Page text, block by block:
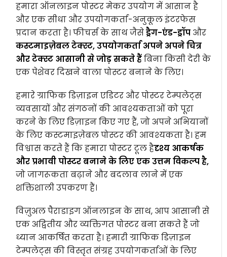
हमारा ऑनलाइन पोस्टर मेकर उपयोग में आसान है
और एक सीधा और उपयोगकर्ता-अनुकूल इंटरफेस
प्रदान करता है। फीचर्स के साथ जैसेड्रैग-एंड-ड्रॉप और
कस्टमाइज़ेबल टेक्स्ट, उपयोगकर्ता अपने अपने चित्र
और टेक्स्ट आसानी से जोड़ सकते हैंबिना किसी देरी के
एक पेशेवर दिखने वाला पोस्टर बनाने के लिए।
हमारे ग्राफिक डिज़ाइन एडिटर और पोस्टर टेम्पलेट्स
व्यवसायों और संगठनों की आवश्यकताओं को पूरा
करने के लिए डिज़ाइन किए गए हैं, जो अपने अभियानों
के लिए कस्टमाइज़ेबल पोस्टर की आवश्यकता है। हम
विश्वास करते हैं कि हमारा पोस्टर टूल हैदृश्य आकर्षक
और प्रभावी पोस्टर बनाने के लिए एक उत्तम विकल्प है,
जो जागरूकता बढ़ाने और बदलाव लाने में एक
शक्तिशाली उपकरण हैं।
विज़ुअल पैराडाइग ऑनलाइन के साथ, आप आसानी से
एक अद्वितीय और व्यक्तिगत पोस्टर बना सकते हैं जो
ध्यान आकर्षित करता है। हमारी ग्राफिक डिज़ाइन
टेम्पलेट्स की विस्तृत संग्रह उपयोगकर्ताओं के लिए